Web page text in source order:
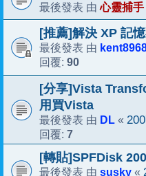
最後發表 由心靈捕手
[推薦]解決 XP 記
最後發表 由
回覆: 90
[分享]Vista
用買Vista
最後發表 由 DL «
回覆: 7
[轉貼]SPFDisk
最後發表 由 susky «